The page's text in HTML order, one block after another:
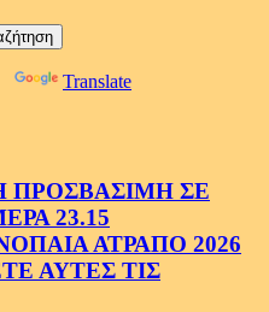
Translate
ΣΕ
23.15
ΑΤΡΑΠΟ 2026
ΑΥΤΕΣ ΤΙΣ